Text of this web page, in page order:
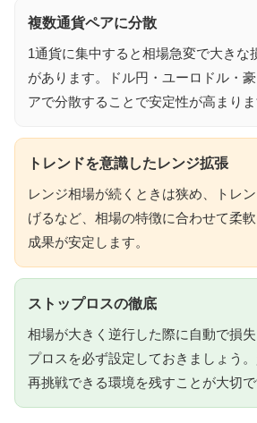
複数通貨ペアに分散
1通貨に集中すると相場急変で大きな
があります。ドル円・ユーロドル・
アで分散することで安定性が高まりま
トレンドを意識したレンジ拡張
レンジ相場が続くときは狭め、トレ
げるなど、相場の特徴に合わせて柔
成果が安定します。
ストップロスの徹底
相場が大きく逆行した際に自動で損
プロスを必ず設定しておきましょう。
再挑戦できる環境を残すことが大切で